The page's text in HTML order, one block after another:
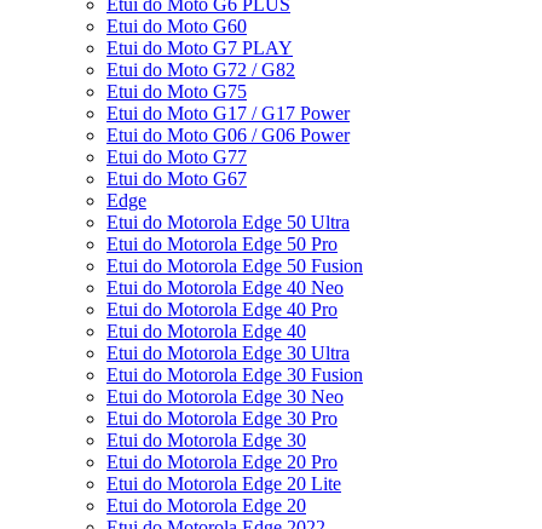
Etui do Moto G6 PLUS
Etui do Moto G60
Etui do Moto G7 PLAY
Etui do Moto G72 / G82
Etui do Moto G75
Etui do Moto G17 / G17 Power
Etui do Moto G06 / G06 Power
Etui do Moto G77
Etui do Moto G67
Edge
Etui do Motorola Edge 50 Ultra
Etui do Motorola Edge 50 Pro
Etui do Motorola Edge 50 Fusion
Etui do Motorola Edge 40 Neo
Etui do Motorola Edge 40 Pro
Etui do Motorola Edge 40
Etui do Motorola Edge 30 Ultra
Etui do Motorola Edge 30 Fusion
Etui do Motorola Edge 30 Neo
Etui do Motorola Edge 30 Pro
Etui do Motorola Edge 30
Etui do Motorola Edge 20 Pro
Etui do Motorola Edge 20 Lite
Etui do Motorola Edge 20